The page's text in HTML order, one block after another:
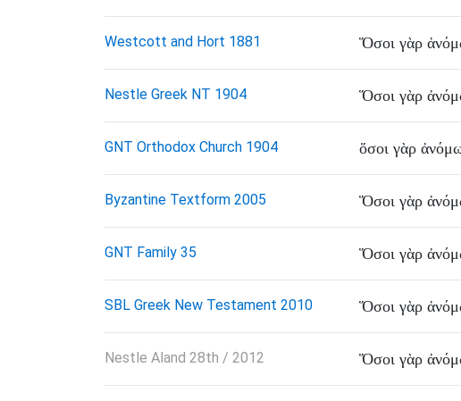
Westcott and Hort 1881 Ὅσοι γὰρ
Nestle Greek NT 1904 Ὅσοι γὰρ
GNT Orthodox Church 1904 ὅσοι γὰρ
Byzantine Textform 2005 Ὅσοι γὰρ
GNT Family 35 Ὅσοι γὰρ
SBL Greek New Testament 2010 Ὅσοι γὰρ
Nestle Aland 28th / 2012 Ὅσοι γὰρ